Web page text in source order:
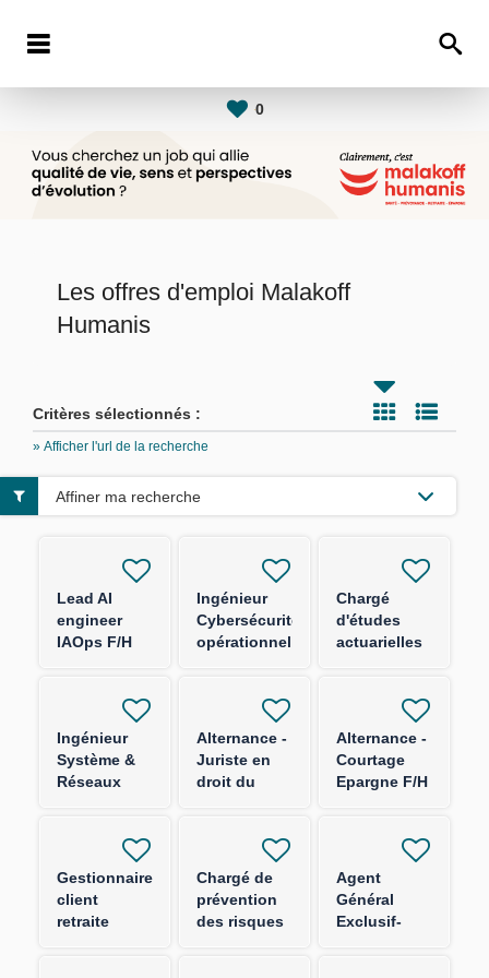
0
Les offres d'emploi Malakoff
Humanis
Critères sélectionnés :
» Afficher l'url de la recherche
Lead AI
engineer
IAOps F/H
Ingénieur
Cybersécurité
opérationnelle
Chargé
d'études
actuarielles
Ingénieur
Système &
Réseaux
Alternance -
Juriste en
droit du
Alternance -
Courtage
Epargne F/H
Gestionnaire
client
retraite
Chargé de
prévention
des risques
Agent
Général
Exclusif-
Affiner ma recherche